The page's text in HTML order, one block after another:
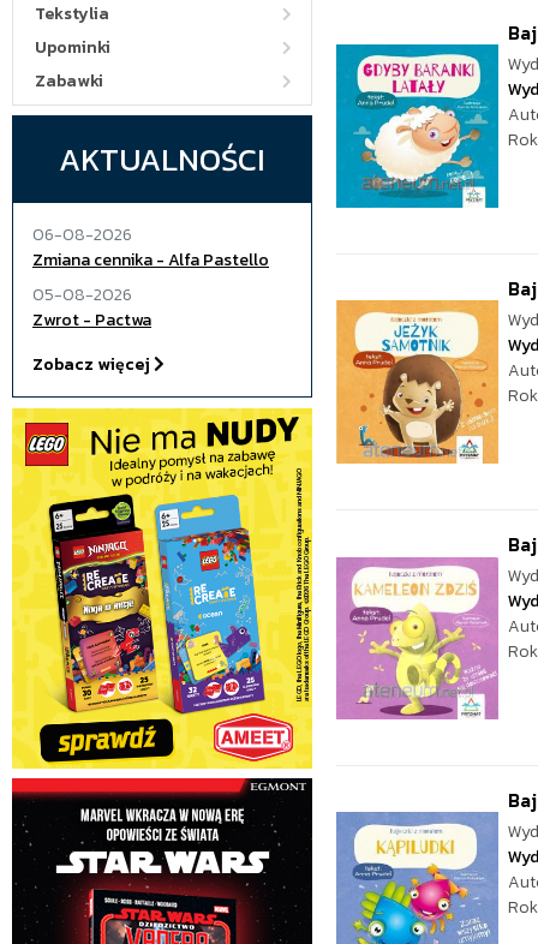
Tekstylia
Upominki
Zabawki
AKTUALNOŚCI
06-08-2026
Zmiana cennika - Alfa Pastello
05-08-2026
Zwrot - Pactwa
Zobacz więcej